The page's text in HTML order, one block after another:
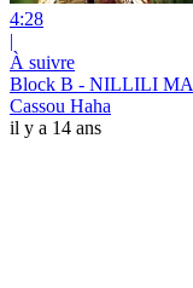
4:28
|
À suivre
Block B - NILLILI
Cassou Haha
il y a 14 ans